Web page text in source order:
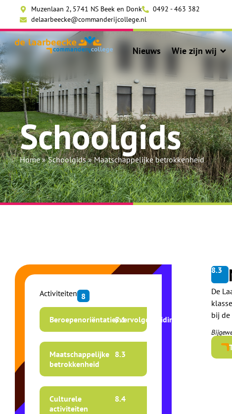
Muzenlaan 2, 5741 NS Beek en Donk
0492 - 463 382
delaarbeecke@commanderijcollege.nl
Nieuws Wie zijn wij
Schoolgids
Home»Schoolgids»Maatschappelijke betrokkenheid
Activiteiten 8
Beroepenoriëntatie/vervolgopleiding
8.1
Maatschappelijke
betrokkenheid
8.3
Culturele
activiteiten
8.4
8.3
De
bij de